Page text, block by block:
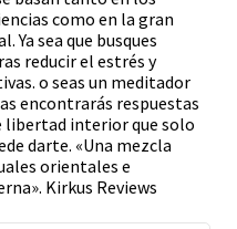
como en la gran
Ya sea que busques
reducir el estrés y
o seas un meditador
encontrarás respuestas
libertad interior que solo
darte. «Una mezcla
orientales e
Kirkus Reviews